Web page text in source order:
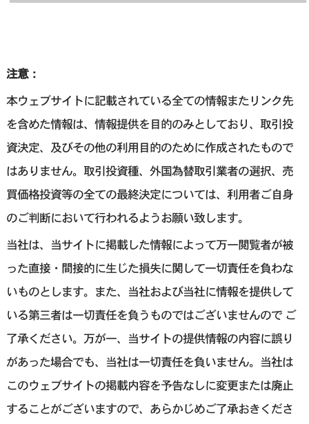
注意：
本ウェブサイトに記載されている全ての情報またリンク先
を含めた情報は、情報提供を目的のみとしており、取引投
資決定、及びその他の利用目的のために作成されたもので
はありません。取引投資種、外国為替取引業者の選択、売
買価格投資等の全ての最終決定については、利用者ご自身
のご判断において行われるようお願い致します。
当社は、当サイトに掲載した情報によって万一閲覧者が被
った直接・間接的に生じた損失に関して一切責任を負わな
いものとします。また、当社および当社に情報を提供して
いる第三者は一切責任を負うものではございませんので ご
了承ください。万が一、当サイトの提供情報の内容に誤り
があった場合でも、当社は一切責任を負いません。当社は
このウェブサイトの掲載内容を予告なしに変更または廃止
することがございますので、あらかじめご了承おきくださ